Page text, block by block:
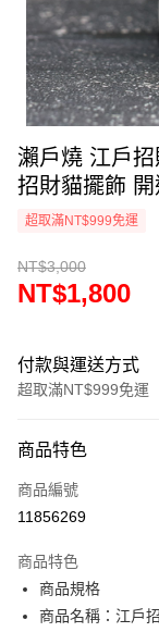
瀨戶燒 江戶
招財貓擺飾
超取滿NT$999免運
NT$3,000
NT$1,800
付款與運送方式
超取滿NT$999免運
信用卡一次付款
信用卡分期付款
合作金庫商業銀行
華南商業銀行
上海商業儲蓄銀行
超商取貨付款
LINE Pay
商品特色
商品編號
11856269
商品特色
商品規格
商品名稱：江戶